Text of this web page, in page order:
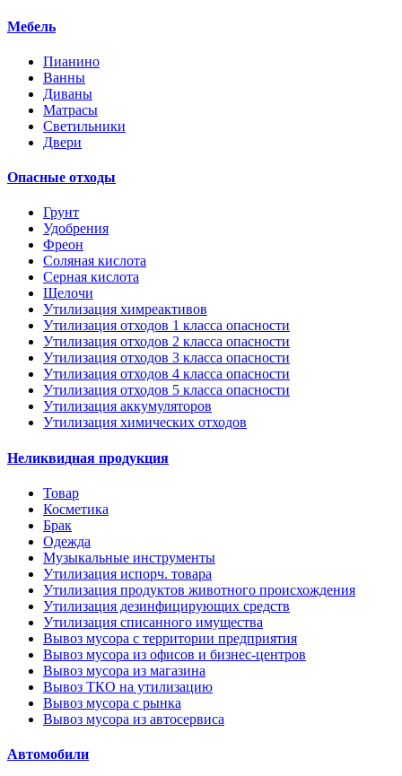
Мебель
Пианино
Ванны
Диваны
Матрасы
Светильники
Двери
Опасные отходы
Грунт
Удобрения
Фреон
Соляная кислота
Серная кислота
Щелочи
Утилизация химреактивов
Утилизация отходов 1 класса опасности
Утилизация отходов 2 класса опасности
Утилизация отходов 3 класса опасности
Утилизация отходов 4 класса опасности
Утилизация отходов 5 класса опасности
Утилизация аккумуляторов
Утилизация химических отходов
Неликвидная продукция
Товар
Косметика
Брак
Одежда
Музыкальные инструменты
Утилизация испорч. товара
Утилизация продуктов животного происхождения
Утилизация дезинфицирующих средств
Утилизация списанного имущества
Вывоз мусора с территории предприятия
Вывоз мусора из офисов и бизнес-центров
Вывоз мусора из магазина
Вывоз ТКО на утилизацию
Вывоз мусора с рынка
Вывоз мусора из автосервиса
Автомобили